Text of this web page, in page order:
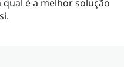
é a melhor solução